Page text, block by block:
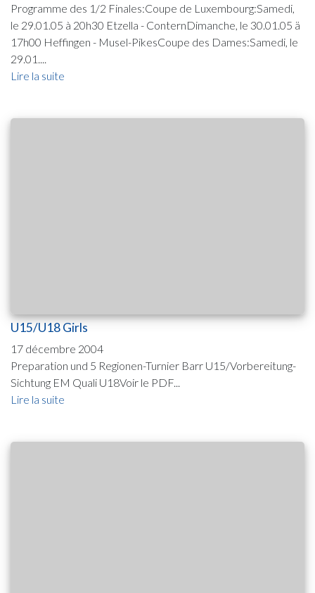
Programme des 1/2 Finales:Coupe de Luxembourg:Samedi,
le 29.01.05 à 20h30 Etzella - ConternDimanche, le 30.01.05 ä
17h00 Heffingen - Musel-PikesCoupe des Dames:Samedi, le
29.01....
Lire la suite
U15/U18 Girls
17 décembre 2004
Preparation und 5 Regionen-Turnier Barr U15/Vorbereitung-
Sichtung EM Quali U18Voir le PDF...
Lire la suite